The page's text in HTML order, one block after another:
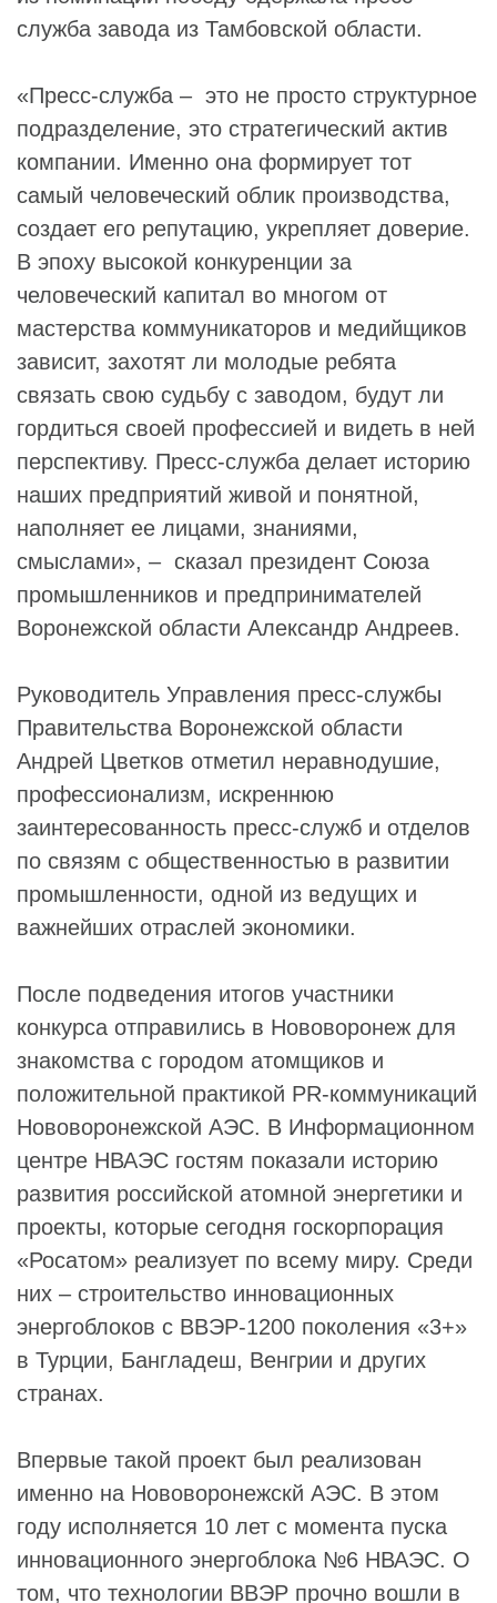
служба завода из Тамбовской области.
«Пресс-служба – это не просто структурное
подразделение, это стратегический актив
компании. Именно она формирует тот
самый человеческий облик производства,
создает его репутацию, укрепляет доверие.
В эпоху высокой конкуренции за
человеческий капитал во многом от
мастерства коммуникаторов и медийщиков
зависит, захотят ли молодые ребята
связать свою судьбу с заводом, будут ли
гордиться своей профессией и видеть в ней
перспективу. Пресс-служба делает историю
наших предприятий живой и понятной,
наполняет ее лицами, знаниями,
смыслами», – сказал президент Союза
промышленников и предпринимателей
Воронежской области Александр Андреев.
Руководитель Управления пресс-службы
Правительства Воронежской области
Андрей Цветков отметил неравнодушие,
профессионализм, искреннюю
заинтересованность пресс-служб и отделов
по связям с общественностью в развитии
промышленности, одной из ведущих и
важнейших отраслей экономики.
После подведения итогов участники
конкурса отправились в Нововоронеж для
знакомства с городом атомщиков и
положительной практикой PR-коммуникаций
Нововоронежской АЭС. В Информационном
центре НВАЭС гостям показали историю
развития российской атомной энергетики и
проекты, которые сегодня госкорпорация
«Росатом» реализует по всему миру. Среди
них – строительство инновационных
энергоблоков с ВВЭР-1200 поколения «3+»
в Турции, Бангладеш, Венгрии и других
странах.
Впервые такой проект был реализован
именно на Нововоронежскй АЭС. В этом
году исполняется 10 лет с момента пуска
инновационного энергоблока №6 НВАЭС. О
том, что технологии ВВЭР прочно вошли в